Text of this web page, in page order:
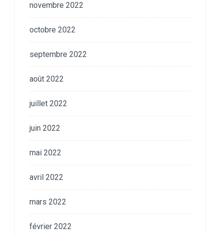
novembre 2022
octobre 2022
septembre 2022
août 2022
juillet 2022
juin 2022
mai 2022
avril 2022
mars 2022
février 2022